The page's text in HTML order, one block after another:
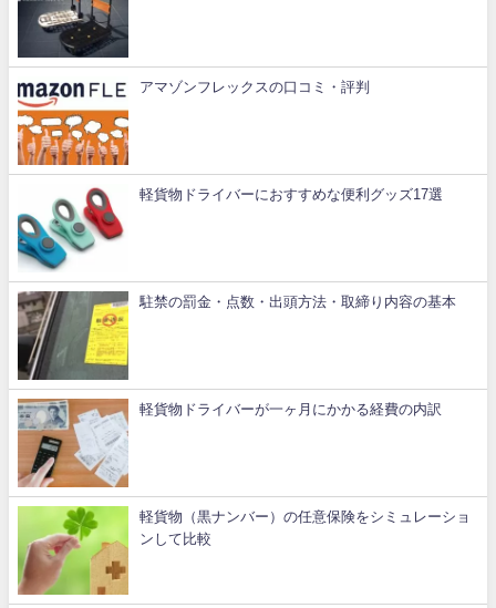
アマゾンフレックスの口コミ・評判
軽貨物ドライバーにおすすめな便利グッズ17選
駐禁の罰金・点数・出頭方法・取締り内容の基本
軽貨物ドライバーが一ヶ月にかかる経費の内訳
軽貨物（黒ナンバー）の任意保険をシミュレーショ
ンして比較